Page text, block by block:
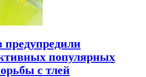
предупредили
популярных
с тлей